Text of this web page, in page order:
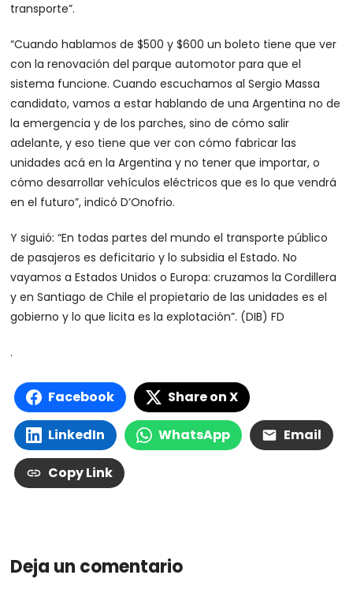
transporte”.
“Cuando hablamos de $500 y $600 un boleto tiene que ver
con la renovación del parque automotor para que el
sistema funcione. Cuando escuchamos al Sergio Massa
candidato, vamos a estar hablando de una Argentina no de
la emergencia y de los parches, sino de cómo salir
adelante, y eso tiene que ver con cómo fabricar las
unidades acá en la Argentina y no tener que importar, o
cómo desarrollar vehículos eléctricos que es lo que vendrá
en el futuro”, indicó D’Onofrio.
Y siguió: “En todas partes del mundo el transporte público
de pasajeros es deficitario y lo subsidia el Estado. No
vayamos a Estados Unidos o Europa: cruzamos la Cordillera
y en Santiago de Chile el propietario de las unidades es el
gobierno y lo que licita es la explotación”. (DIB) FD
.
Facebook Share on X
LinkedIn WhatsApp Email
Copy Link
Deja un comentario